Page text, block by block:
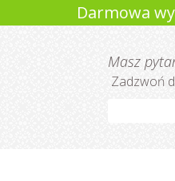
Darmowa
Masz
Zadzwoń